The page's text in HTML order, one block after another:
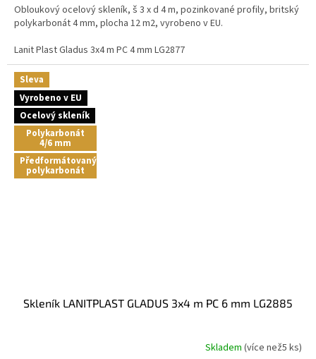
Obloukový ocelový skleník, š 3 x d 4 m, pozinkované profily, britský
polykarbonát 4 mm, plocha 12 m2, vyrobeno v EU.
Lanit Plast Gladus 3x4 m PC 4 mm LG2877
Sleva
Vyrobeno v EU
Ocelový skleník
Polykarbonát
4/6 mm
Předformátovaný
polykarbonát
skleník LANITPLAST GLADUS 3x4 m PC 6 mm LG2885
Skladem (více než5 ks)